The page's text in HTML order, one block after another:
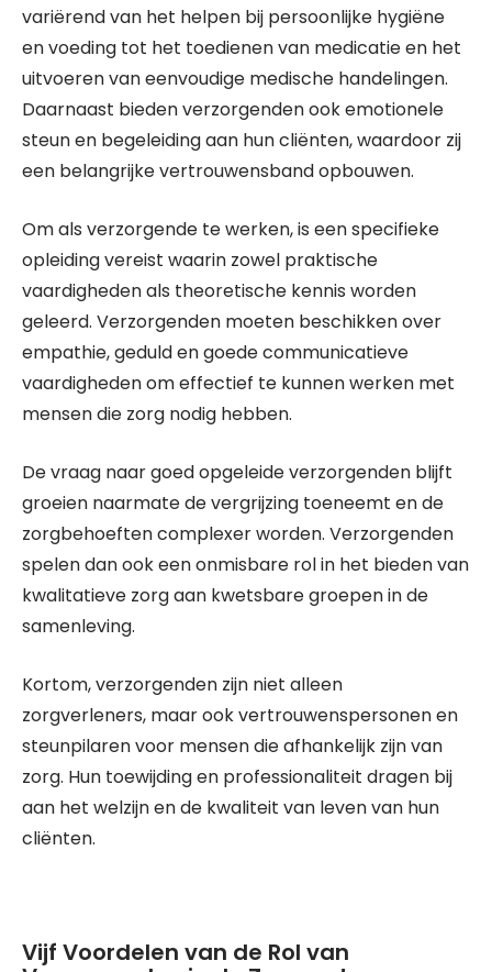
variërend van het helpen bij persoonlijke hygiëne
en voeding tot het toedienen van medicatie en het
uitvoeren van eenvoudige medische handelingen.
Daarnaast bieden verzorgenden ook emotionele
steun en begeleiding aan hun cliënten, waardoor zij
een belangrijke vertrouwensband opbouwen.
Om als verzorgende te werken, is een specifieke
opleiding vereist waarin zowel praktische
vaardigheden als theoretische kennis worden
geleerd. Verzorgenden moeten beschikken over
empathie, geduld en goede communicatieve
vaardigheden om effectief te kunnen werken met
mensen die zorg nodig hebben.
De vraag naar goed opgeleide verzorgenden blijft
groeien naarmate de vergrijzing toeneemt en de
zorgbehoeften complexer worden. Verzorgenden
spelen dan ook een onmisbare rol in het bieden van
kwalitatieve zorg aan kwetsbare groepen in de
samenleving.
Kortom, verzorgenden zijn niet alleen
zorgverleners, maar ook vertrouwenspersonen en
steunpilaren voor mensen die afhankelijk zijn van
zorg. Hun toewijding en professionaliteit dragen bij
aan het welzijn en de kwaliteit van leven van hun
cliënten.
Vijf Voordelen van de Rol van